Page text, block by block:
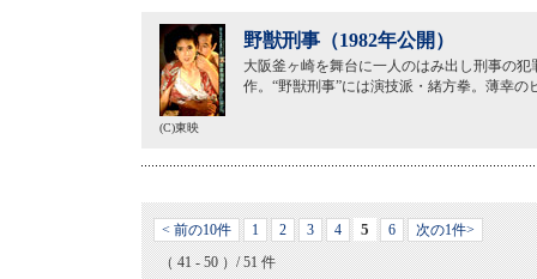
野獣刑事（1982年公開）
大阪釜ヶ崎を舞台に一人のはみ出し刑事の
作。“野獣刑事”には演技派・緒方拳。薄幸
(C)東映
< 前の10件 1 2 3 4 5 6
次の1件>
（ 41 - 50 ）/ 51 件